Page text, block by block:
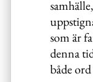
som är
denna
både